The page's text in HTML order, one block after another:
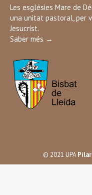
in
new
window
Les esglésies Mare de
una unitat pastoral, per
Jesucrist.
Saber més →
© 2021 UPA